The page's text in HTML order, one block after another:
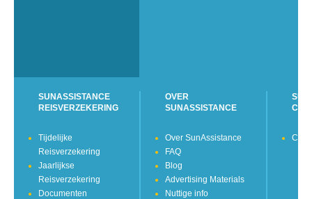
SUNASSISTANCE
REISVERZEKERING
Tijdelijke
Reisverzekering
Jaarlijkse
Reisverzekering
Documenten
OVER
SUNASSISTANCE
Over SunAssistance
FAQ
Blog
Advertising Materials
Nuttige info